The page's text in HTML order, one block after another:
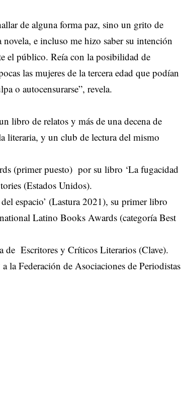
de alguna forma paz, sino un grito de
e incluso me hizo saber su intención
el público. Reía con la posibilidad de
las mujeres de la tercera edad que podían
o autocensurarse”, revela.
libro de relatos y más de una decena de
literaria, y un club de lectura del mismo
(primer puesto) por su libro ‘La fugacidad
(Estados Unidos).
espacio’ (Lastura 2021), su primer libro
Latino Books Awards (categoría Best
de Escritores y Críticos Literarios (Clave).
la Federación de Asociaciones de Periodistas